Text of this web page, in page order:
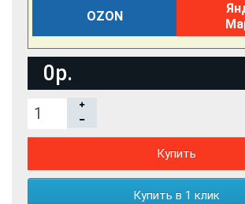
OZON
0р.
Купить
Купить в 1 клик